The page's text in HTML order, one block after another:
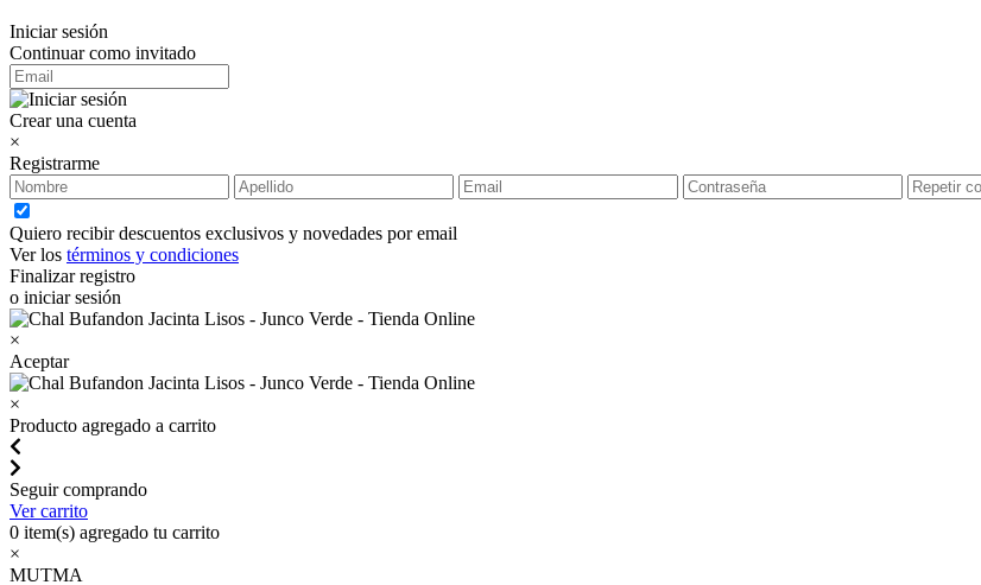
Iniciar sesión
Continuar como invitado
Crear una cuenta
×
Registrarme
Quiero recibir descuentos exclusivos y novedades por email
Ver los términos y condiciones
Finalizar registro
o iniciar sesión
×
Aceptar
×
Producto agregado a carrito
Seguir comprando
Ver carrito
0 item(s) agregado tu carrito
×
MUTMA